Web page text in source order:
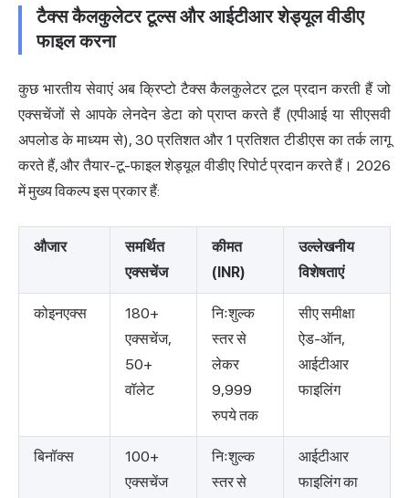
टैक्स कैलकुलेटर टूल्स और आईटीआर शेड्यूल वीडीए
फाइल करना
कुछ भारतीय सेवाएं अब क्रिप्टो टैक्स कैलकुलेटर टूल प्रदान करती हैं जो
एक्सचेंजों से आपके लेनदेन डेटा को प्राप्त करते हैं (एपीआई या सीएसवी
अपलोड के माध्यम से), 30 प्रतिशत और 1 प्रतिशत टीडीएस का तर्क लागू
करते हैं, और तैयार-टू-फाइल शेड्यूल वीडीए रिपोर्ट प्रदान करते हैं। 2026
में मुख्य विकल्प इस प्रकार हैं:
औजार
समर्थित
एक्सचेंज
कीमत
(INR)
उल्लेखनीय
विशेषताएं
कोइनएक्स
180+
एक्सचेंज,
50+
वॉलेट
निःशुल्क
स्तर से
लेकर
9,999
रुपये तक
सीए समीक्षा
ऐड-ऑन,
आईटीआर
फाइलिंग
बिनॉक्स
100+
एक्सचेंज
निःशुल्क
स्तर से
आईटीआर
फाइलिंग का